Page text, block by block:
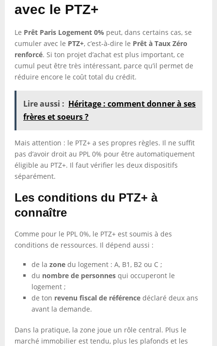
avec le PTZ+
Le Prêt Paris Logement 0% peut, dans certains cas, se
cumuler avec le PTZ+, c’est-à-dire le Prêt à Taux Zéro
renforcé. Si ton projet d’achat est plus important, ce
cumul peut être très intéressant, parce qu’il permet de
réduire encore le coût total du crédit.
Lire aussi : Héritage : comment donner à ses
frères et soeurs ?
Mais attention : le PTZ+ a ses propres règles. Il ne suffit
pas d’avoir droit au PPL 0% pour être automatiquement
éligible au PTZ+. Il faut vérifier les deux dispositifs
séparément.
Les conditions du PTZ+ à
connaître
Comme pour le PPL 0%, le PTZ+ est soumis à des
conditions de ressources. Il dépend aussi :
de la zone du logement : A, B1, B2 ou C ;
du nombre de personnes qui occuperont le
logement ;
de ton revenu fiscal de référence déclaré deux ans
avant la demande.
Dans la pratique, la zone joue un rôle central. Plus le
marché immobilier est tendu, plus les plafonds et les